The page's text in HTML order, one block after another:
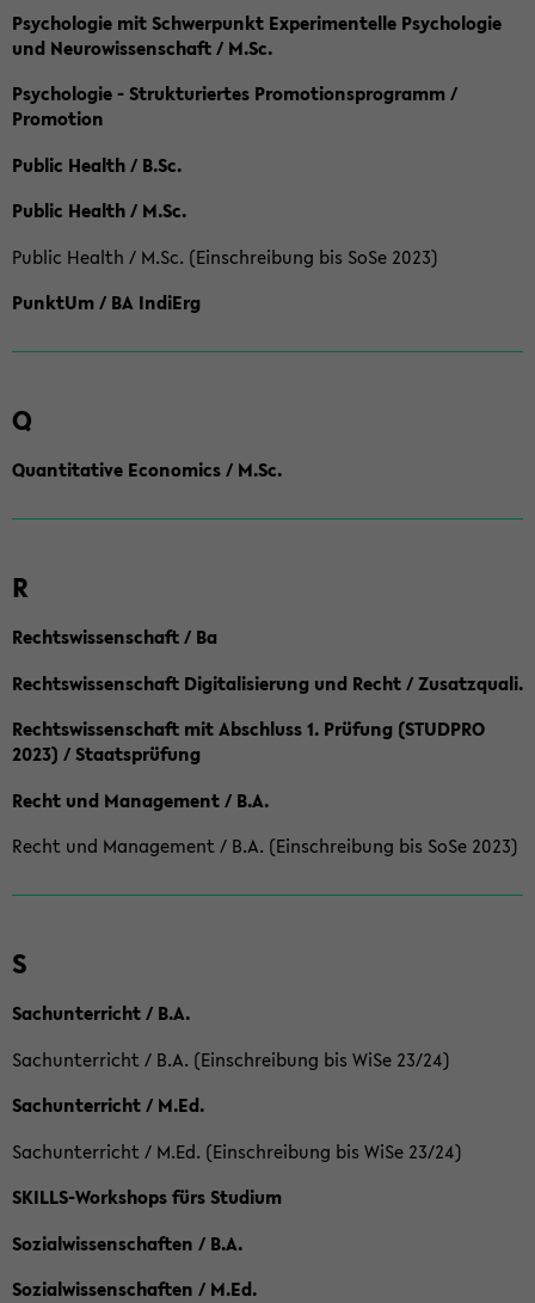
Psychologie mit Schwerpunkt Experimentelle Psychologie
und Neurowissenschaft / M.Sc.
Psychologie - Strukturiertes Promotionsprogramm /
Promotion
Public Health / B.Sc.
Public Health / M.Sc.
Public Health / M.Sc. (Einschreibung bis SoSe 2023)
PunktUm / BA IndiErg
Q
Quantitative Economics / M.Sc.
R
Rechtswissenschaft / Ba
Rechtswissenschaft Digitalisierung und Recht / Zusatzquali.
Rechtswissenschaft mit Abschluss 1. Prüfung (STUDPRO
2023) / Staatsprüfung
Recht und Management / B.A.
Recht und Management / B.A. (Einschreibung bis SoSe 2023)
S
Sachunterricht / B.A.
Sachunterricht / B.A. (Einschreibung bis WiSe 23/24)
Sachunterricht / M.Ed.
Sachunterricht / M.Ed. (Einschreibung bis WiSe 23/24)
SKILLS-Workshops fürs Studium
Sozialwissenschaften / B.A.
Sozialwissenschaften / M.Ed.